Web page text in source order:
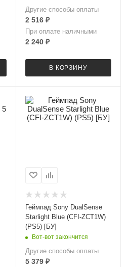
Другие способы оплаты
2 516₽
При оплате наличными
2 240₽
В КОРЗИНУ
Геймпад Sony DualSense
Starlight Blue (CFI-ZCT1W)
(PS5) [БУ]
Вот-вот закончится
Другие способы оплаты
5 379₽